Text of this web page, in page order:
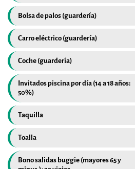
Bolsa de palos (guardería)
Carro eléctrico (guardería)
Coche (guardería)
Invitados piscina por día (14 a 18 años:
50%)
Taquilla
Toalla
Bono salidas buggie (mayores 65 y